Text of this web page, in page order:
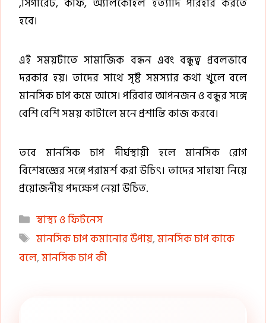
হবে।
এই সময়টাতে সামাজিক বন্ধন এবং বন্ধুত্ব প্রবলভাবে
দরকার হয়। তাদের সাথে সৃষ্ট সমস্যার কথা খুলে বলে
মানসিক চাপ কমে আসে। পরিবার আপনজন ও বন্ধুর সঙ্গে
বেশি বেশি সময় কাটালে মনে প্রশান্তি কাজ করবে।
তবে মানসিক চাপ দীর্ঘস্থায়ী হলে মানসিক রোগ
বিশেষজ্ঞের সঙ্গে পরামর্শ করা উচিৎ। তাদের সাহায্য নিয়ে
প্রয়োজনীয় পদক্ষেপ নেয়া উচিত.
Categories
স্বাস্থ্য ও ফিটনেস
Tags
মানসিক চাপ কমানোর উপায়,মানসিক চাপ কাকে
বলে,মানসিক চাপ কী